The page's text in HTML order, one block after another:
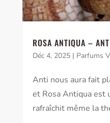
ROSA ANTIQUA –
Déc 4, 2025| Parfums
Anti nous aura fait
et Rosa Antiqua est
rafraîchit même la